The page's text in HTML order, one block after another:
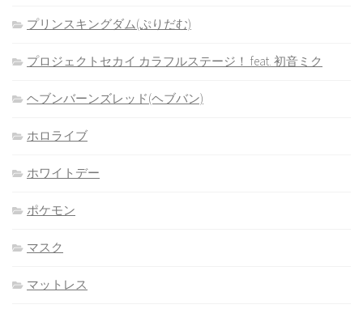
プリンスキングダム(ぷりだむ)
プロジェクトセカイ カラフルステージ！ feat. 初音ミク
ヘブンバーンズレッド(ヘブバン)
ホロライブ
ホワイトデー
ポケモン
マスク
マットレス